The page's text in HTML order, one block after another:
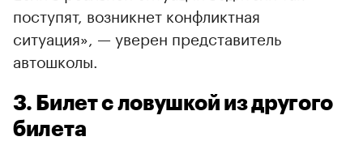
поступят, возникнет конфликтная
ситуация», — уверен представитель
автошколы.
3. Билет с ловушкой из другого
билета